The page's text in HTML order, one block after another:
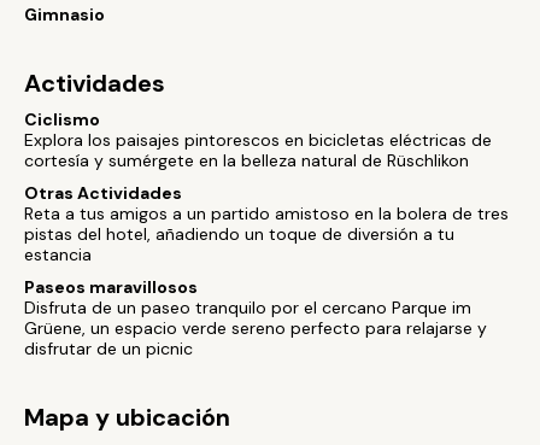
Gimnasio
Actividades
Ciclismo
Explora los paisajes pintorescos en bicicletas eléctricas de
cortesía y sumérgete en la belleza natural de Rüschlikon
Otras Actividades
Reta a tus amigos a un partido amistoso en la bolera de tres
pistas del hotel, añadiendo un toque de diversión a tu
estancia
Paseos maravillosos
Disfruta de un paseo tranquilo por el cercano Parque im
Grüene, un espacio verde sereno perfecto para relajarse y
disfrutar de un picnic
Mapa y ubicación